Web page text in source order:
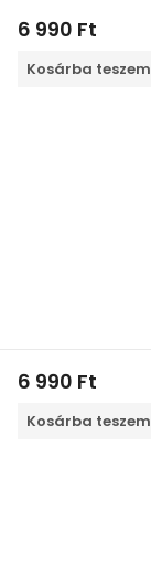
6 990 Ft
Kosárba teszem
6 990 Ft
Kosárba teszem